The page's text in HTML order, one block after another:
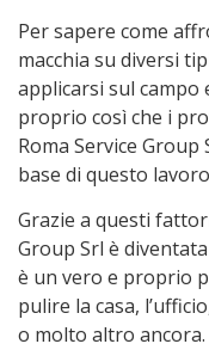
Per sapere come
macchia su diversi
applicarsi sul campo
proprio così che i
Roma Service
base di questo
Grazie a questi
Group Srl è
è un vero e proprio
pulire la casa,
o molto altro ancora.